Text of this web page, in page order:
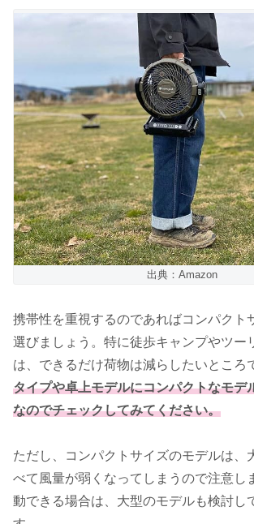
出典：Amazon
携帯性を重視するのであればコンパクト
選びましょう。特に徒歩キャンプやツー
は、できるだけ荷物は減らしたいところ
タイプや卓上モデルにコンパクトなモデ
なのでチェックしてみてください。
ただし、コンパクトサイズのモデルは、
べて風量が弱くなってしまうので注意し
動できる場合は、大型のモデルも検討し